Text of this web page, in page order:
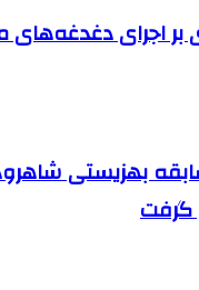
بر اجرای
بهزیستی
گرفت